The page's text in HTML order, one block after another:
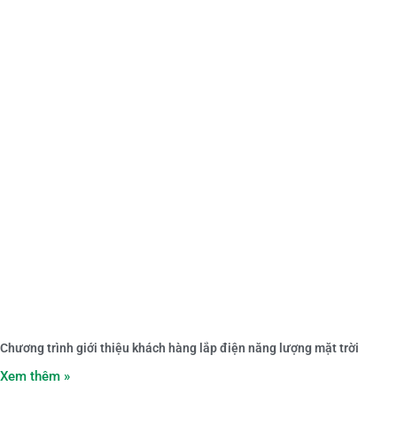
Chương trình giới thiệu khách hàng lắp điện năng lượng mặt trời
Xem thêm »